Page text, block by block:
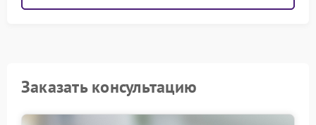
Заказать консультацию